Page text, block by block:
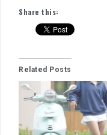
Share this:
Related Posts